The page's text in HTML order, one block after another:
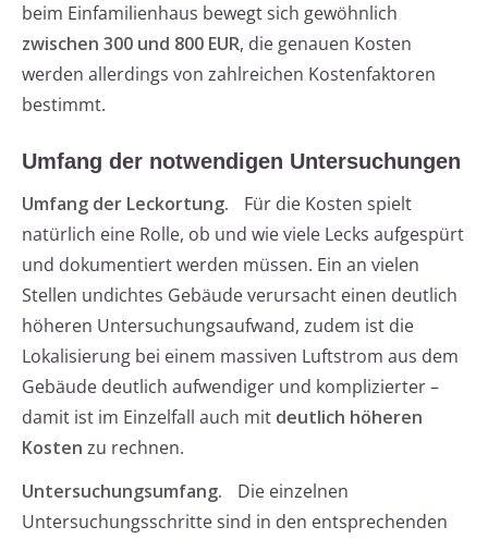
beim Einfamilienhaus bewegt sich gewöhnlich
zwischen 300 und 800 EUR, die genauen Kosten
werden allerdings von zahlreichen Kostenfaktoren
bestimmt.
Umfang der notwendigen Untersuchungen
Umfang der Leckortung.
Für die Kosten spielt
natürlich eine Rolle, ob und wie viele Lecks aufgespürt
und dokumentiert werden müssen. Ein an vielen
Stellen undichtes Gebäude verursacht einen deutlich
höheren Untersuchungsaufwand, zudem ist die
Lokalisierung bei einem massiven Luftstrom aus dem
Gebäude deutlich aufwendiger und komplizierter –
damit ist im Einzelfall auch mit deutlich höheren
Kosten zu rechnen.
Untersuchungsumfang.
Die einzelnen
Untersuchungsschritte sind in den entsprechenden